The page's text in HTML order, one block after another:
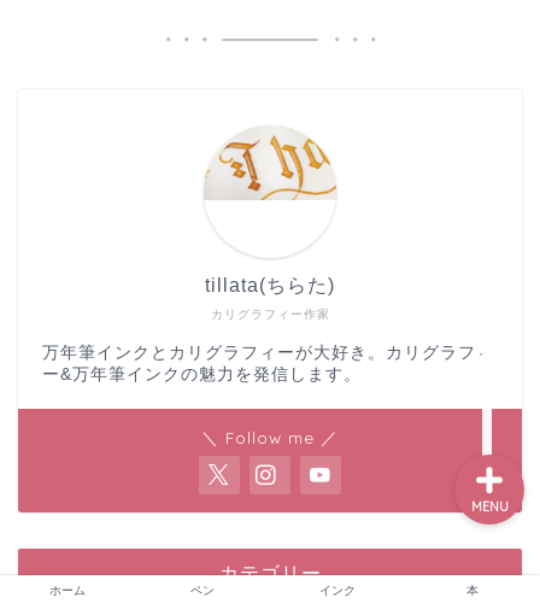
カリグラフィー作家
tillata(ちらた)
万年筆インクとカリグラフィーが大好き。カリグラフィ
ー&万年筆インクの魅力を発信します。
＼ Follow me ／
カテゴリー
ホーム ペン インク 本
MENU